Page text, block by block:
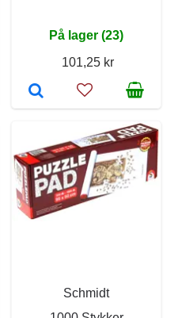
På lager (23)
101,25 kr
Schmidt